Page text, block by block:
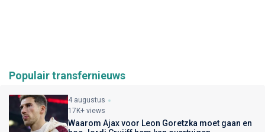
Populair transfernieuws
4 augustus
17K+ views
Waarom Ajax voor Leon Goretzka moet gaan en